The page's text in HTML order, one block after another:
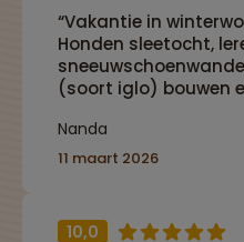
“Vakantie in
Honden sleetocht,
(soort iglo) bouwen
geweldige gids
een mooie
Nanda
11 maart 2026
10,0